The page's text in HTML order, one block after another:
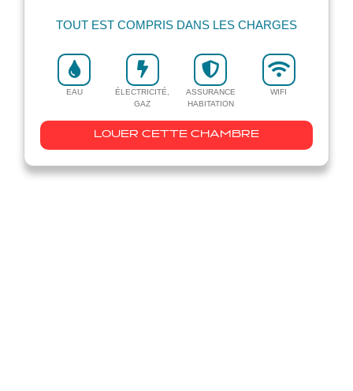
TOUT EST COMPRIS DANS LES CHARGES
EAU
ÉLECTRICITÉ,
GAZ
ASSURANCE
HABITATION
WIFI
LOUER CETTE CHAMBRE